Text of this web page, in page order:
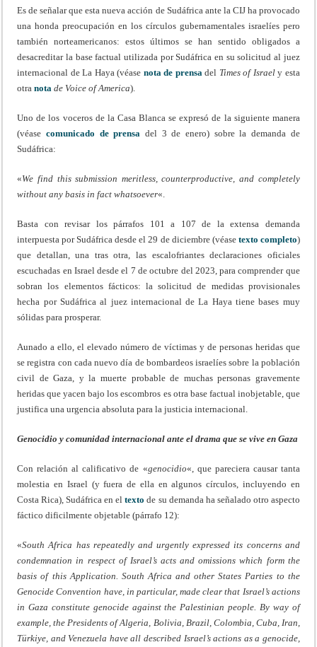
Es de señalar que esta nueva acción de Sudáfrica ante la CIJ ha provocado
una honda preocupación en los círculos gubernamentales israelíes pero
también norteamericanos: estos últimos se han sentido obligados a
desacreditar la base factual utilizada por Sudáfrica en su solicitud al juez
internacional de La Haya (véase nota de prensa del Times of Israely esta
otranota de Voice of America).
Uno de los voceros de la Casa Blanca se expresó de la siguiente manera
(véase comunicado de prensa del 3 de enero) sobre la demanda de
Sudáfrica:
«We find this submission meritless, counterproductive, and completely
without any basis in fact whatsoever«.
Basta con revisar los párrafos 101 a 107 de la extensa demanda
interpuesta por Sudáfrica desde el 29 de diciembre (véase texto completo)
que detallan, una tras otra, las escalofriantes declaraciones oficiales
escuchadas en Israel desde el 7 de octubre del 2023, para comprender que
sobran los elementos fácticos: la solicitud de medidas provisionales
hecha por Sudáfrica al juez internacional de La Haya tiene bases muy
sólidas para prosperar.
Aunado a ello, el elevado número de víctimas y de personas heridas que
se registra con cada nuevo día de bombardeos israelíes sobre la población
civil de Gaza, y la muerte probable de muchas personas gravemente
heridas que yacen bajo los escombros es otra base factual inobjetable, que
justifica una urgencia absoluta para la justicia internacional.
Genocidio y comunidad internacional ante el drama que se vive en Gaza
Con relación al calificativo de «genocidio«, que pareciera causar tanta
molestia en Israel (y fuera de ella en algunos círculos, incluyendo en
Costa Rica), Sudáfrica en eltexto de su demanda ha señalado otro aspecto
fáctico dificilmente objetable (párrafo 12):
«South Africa has repeatedly and urgently expressed its concerns and
condemnation in respect of Israel’s acts and omissions which form the
basis of this Application. South Africa and other States Parties to the
Genocide Convention have, in particular, made clear that Israel’s actions
in Gaza constitute genocide against the Palestinian people. By way of
example, the Presidents of Algeria, Bolivia, Brazil, Colombia, Cuba, Iran,
Türkiye, and Venezuela have all described Israel’s actions as a genocide,